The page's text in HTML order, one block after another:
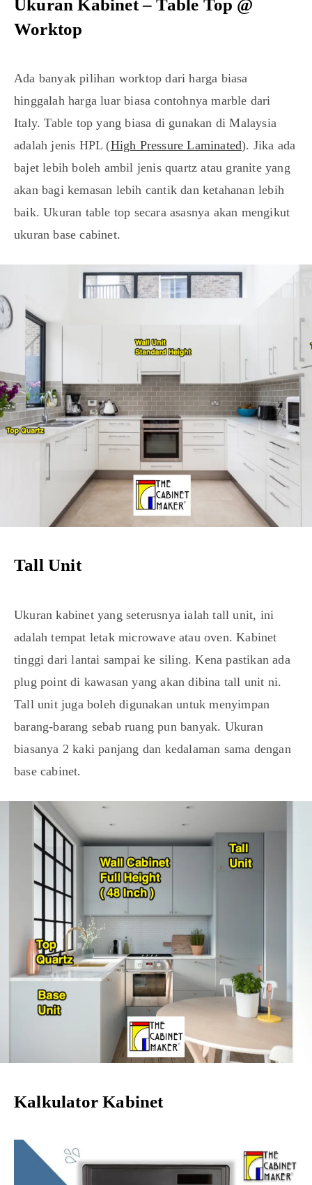
Ukuran Kabinet – Table Top @
Worktop
Ada banyak pilihan worktop dari harga biasa
hinggalah harga luar biasa contohnya marble dari
Italy. Table top yang biasa di gunakan di Malaysia
adalah jenis HPL (High Pressure Laminated). Jika ada
bajet lebih boleh ambil jenis quartz atau granite yang
akan bagi kemasan lebih cantik dan ketahanan lebih
baik. Ukuran table top secara asasnya akan mengikut
ukuran base cabinet.
Tall Unit
Ukuran kabinet yang seterusnya ialah tall unit, ini
adalah tempat letak microwave atau oven. Kabinet
tinggi dari lantai sampai ke siling. Kena pastikan ada
plug point di kawasan yang akan dibina tall unit ni.
Tall unit juga boleh digunakan untuk menyimpan
barang-barang sebab ruang pun banyak. Ukuran
biasanya 2 kaki panjang dan kedalaman sama dengan
base cabinet.
Kalkulator Kabinet